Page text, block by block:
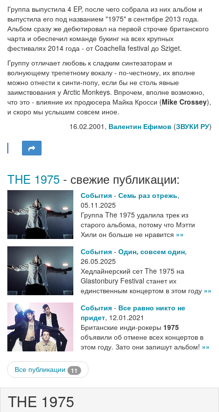
Группа выпустила 4 EP, после чего собрала из них альбом и
выпустила его под названием "1975" в сентябре 2013 года.
Альбом сразу же дебютировал на первой строчке британского
чарта и обеспечил команде букинг на всех крупных
фестивалях 2014 года - от Coachella festival до Sziget.
Группу отличает любовь к сладким синтезаторам и
волнующему трепетному вокалу - по-честному, их вполне
можно отнести к синти-попу, если бы не столь явные
заимствования у Arctic Monkeys. Впрочем, вполне возможно,
что это - влияние их продюсера Майка Кросси (Mike Crossey),
и скоро мы услышим совсем иное.
16.02.2001, Валентин Ефимов (ЗВУКИ РУ)
THE 1975 - свежие публикации:
События - Семь раз отрежь,
05.11.2025
Группа The 1975 удалила трек из
старого альбома, потому что Мэтти
Хили он больше не нравится »»
События - Один, совсем один,
26.05.2025
Хедлайнерский сет The 1975 на
Glastonbury Festival станет их
единственным концертом в этом году »»
События - Все равно никто не
придет, 12.01.2021
Британские инди-рокеры 1975
объявили об отмене всех концертов в
этом году. Зато они запишут альбом! »»
Все публикации 11
THE 1975